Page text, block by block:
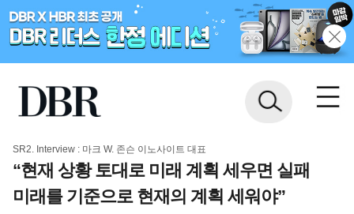
SR2. Interview : 마크 W. 존슨 이노사이트 대표
“현재 상황 토대로 미래 계획 세우면 실패
미래를 기준으로 현재의 계획 세워야”